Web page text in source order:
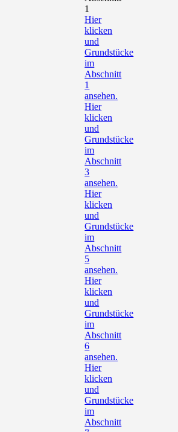
Hier
klicken
und
Grundstücke
im
Abschnitt
1
ansehen.
Hier
klicken
und
Grundstücke
im
Abschnitt
3
ansehen.
Hier
klicken
und
Grundstücke
im
Abschnitt
5
ansehen.
Hier
klicken
und
Grundstücke
im
Abschnitt
6
ansehen.
Hier
klicken
und
Grundstücke
im
Abschnitt